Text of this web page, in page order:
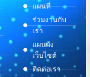
แผนที่
ร่วมงานกับ
เรา
แผนผัง
เว็บไซต์
ติดต่อเรา